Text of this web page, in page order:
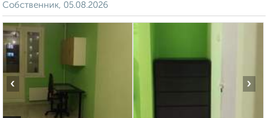
Собственник, 05.08.2026
‹ ›